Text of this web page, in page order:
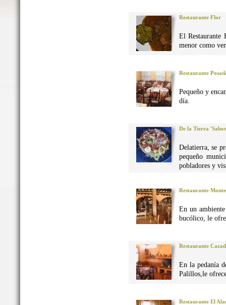
Restaurante Flor
El Restaurante
menor como
Restaurante
Pequeño y
día.
De la Tierra
Delatierra, se
pequeño
pobladores y
Restaurante
En un
bucólico, le
Restaurante
En la pedanía
Palillos,le
Restaurante El